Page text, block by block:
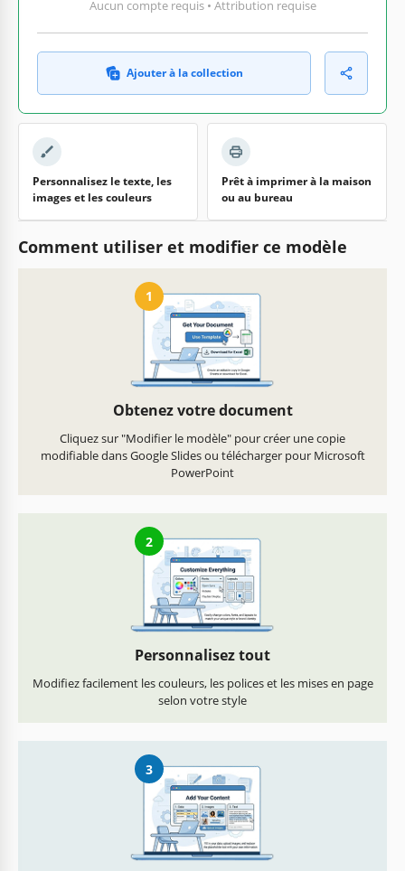
Aucun compte requis • Attribution requise
Ajouter à la collection
Personnalisez le texte, les
images et les couleurs
Prêt à imprimer à la maison
ou au bureau
Comment utiliser et modifier ce modèle
1
Obtenez votre document
Cliquez sur "Modifier le modèle" pour créer une copie
modifiable dans Google Slides ou télécharger pour Microsoft
PowerPoint
2
Personnalisez tout
Modifiez facilement les couleurs, les polices et les mises en page
selon votre style
3